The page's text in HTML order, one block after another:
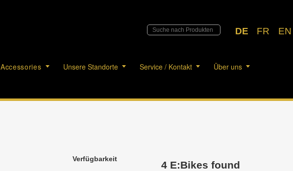
DE FR EN
Accessories Unsere Standorte Service / Kontakt Über uns
Verfügbarkeit
4 E:Bikes found